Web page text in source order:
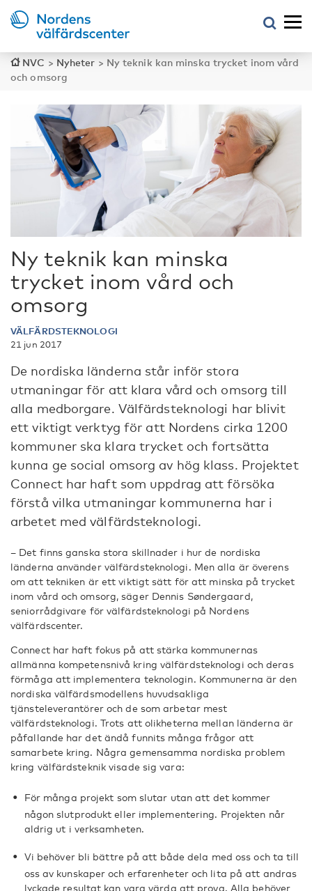
NVC > Nyheter > Ny teknik kan minska trycket inom vård
och omsorg
Ny teknik kan minska
trycket inom vård och
omsorg
VÄLFÄRDSTEKNOLOGI
21 jun 2017
De nordiska länderna står inför stora
utmaningar för att klara vård och omsorg till
alla medborgare. Välfärdsteknologi har blivit
ett viktigt verktyg för att Nordens cirka 1200
kommuner ska klara trycket och fortsätta
kunna ge social omsorg av hög klass. Projektet
Connect har haft som uppdrag att försöka
förstå vilka utmaningar kommunerna har i
arbetet med välfärdsteknologi.
– Det finns ganska stora skillnader i hur de nordiska
länderna använder välfärdsteknologi. Men alla är överens
om att tekniken är ett viktigt sätt för att minska på trycket
inom vård och omsorg, säger Dennis Søndergaard,
seniorrådgivare för välfärdsteknologi på Nordens
välfärdscenter.
Connect har haft fokus på att stärka kommunernas
allmänna kompetensnivå kring välfärdsteknologi och deras
förmåga att implementera teknologin. Kommunerna är den
nordiska välfärdsmodellens huvudsakliga
tjänsteleverantörer och de som arbetar mest
välfärdsteknologi. Trots att olikheterna mellan länderna är
påfallande har det ändå funnits många frågor att
samarbete kring. Några gemensamma nordiska problem
kring välfärdsteknik visade sig vara:
För många projekt som slutar utan att det kommer
någon slutprodukt eller implementering. Projekten når
aldrig ut i verksamheten.
Vi behöver bli bättre på att både dela med oss och ta till
oss av kunskaper och erfarenheter och lita på att andras
lyckade resultat kan vara värda att prova. Alla behöver